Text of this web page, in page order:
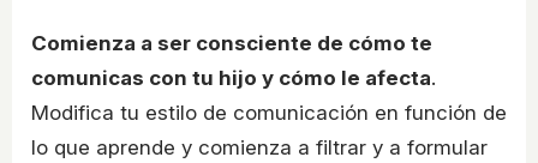
Comienza a ser consciente de cómo te
comunicas con tu hijo y cómo le afecta.
Modifica tu estilo de comunicación en función de
lo que aprende y comienza a filtrar y a formular